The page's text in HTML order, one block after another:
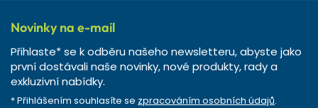
Novinky na e-mail
Přihlaste* se k odběru našeho newsletteru, abyste jako
první dostávali naše novinky, nové produkty, rady a
exkluzivní nabídky.
* Přihlášením souhlasíte se zpracováním osobních údajů.